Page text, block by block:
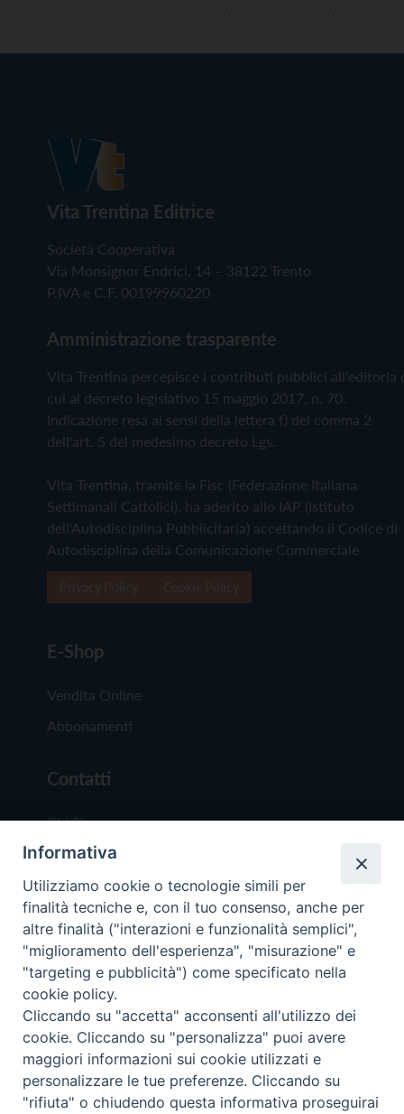
Vita Trentina Editrice
Società Cooperativa
Via Monsignor Endrici, 14 – 38122 Trento
P.IVA e C.F. 00199960220
Amministrazione trasparente
Vita Trentina percepisce i contributi pubblici all'editoria
cui al decreto legislativo 15 maggio 2017, n. 70.
Indicazione resa ai sensi della lettera f) del comma 2
dell'art. 5 del medesimo decreto Lgs.
Vita Trentina, tramite la Fisc (Federazione Italiana
Settimanali Cattolici), ha aderito allo IAP (Istituto
dell'Autodisciplina Pubblicitaria) accettando il Codice di
Autodisciplina della Comunicazione Commerciale
E-Shop
Vendita Online
Abbonamenti
Contatti
Chi Siamo
Redazione
Scrivici
Copyright © 2019 - Tutti i diritti riservati - Vita
Trentina Editrice
Privacy Policy
Torna
Informativa
Utilizziamo cookie o tecnologie simili per
finalità tecniche e, con il tuo consenso, anche per
altre finalità ("interazioni e funzionalità semplici",
"miglioramento dell'esperienza", "misurazione" e
"targeting e pubblicità") come specificato nella
cookie policy.
Cliccando su "accetta" acconsenti all'utilizzo dei
cookie. Cliccando su "personalizza" puoi avere
maggiori informazioni sui cookie utilizzati e
personalizzare le tue preferenze. Cliccando su
"rifiuta" o chiudendo questa informativa proseguirai